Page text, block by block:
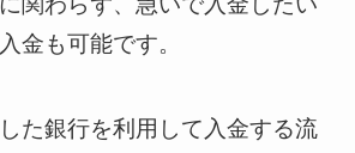
金も可能です。
た銀行を利用して入金する流